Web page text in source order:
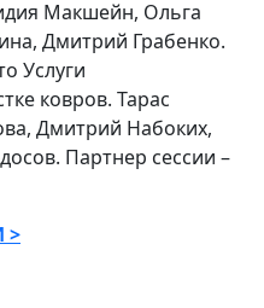
Макшейн, Ольга
Дмитрий Грабенко.
Услуги
ковров. Тарас
Дмитрий Набоких,
Партнер сессии –
>